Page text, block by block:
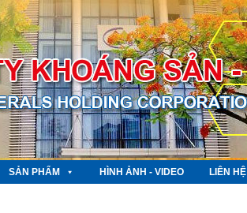
SẢN PHẨM HÌNH ẢNH - VIDEO LIÊN HỆ